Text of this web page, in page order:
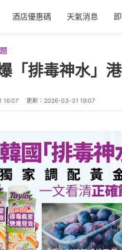
酒店優惠碼 天氣消息
「排毒神水」
16:07 更新： 2026-03-31 19:07